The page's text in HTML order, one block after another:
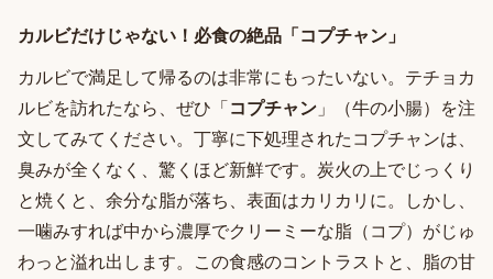
カルビだけじゃない！必食の絶品「コプチャン」
カルビで満足して帰るのは非常にもったいない。テチョカ
ルビを訪れたなら、ぜひ「コプチャン 」（牛の小腸）を注
文してみてください。丁寧に下処理されたコプチャンは、
臭みが全くなく、驚くほど新鮮です。炭火の上でじっくり
と焼くと、余分な脂が落ち、表面はカリカリに。しかし、
一噛みすれば中から濃厚でクリーミーな脂（コプ）がじゅ
わっと溢れ出します。この食感のコントラストと、脂の甘